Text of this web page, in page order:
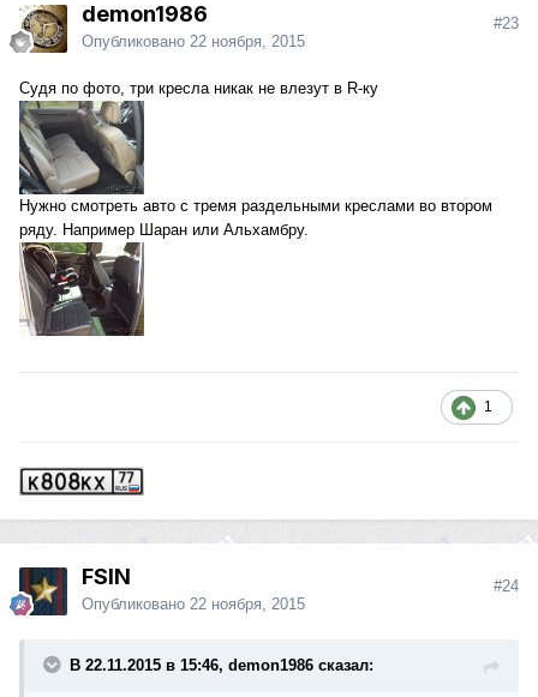
demon1986
Опубликовано 22 ноября, 2015
#23
Судя по фото, три кресла никак не влезут в R-ку
Нужно смотреть авто с тремя раздельными креслами во втором
ряду. Например Шаран или Альхамбру.
1
FSIN
Опубликовано 22 ноября, 2015
#24
В 22.11.2015 в 15:46, demon1986 сказал: